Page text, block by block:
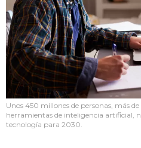
Unos 450 millones de personas, más
herramientas de inteligencia artificial,
tecnología para 2030.